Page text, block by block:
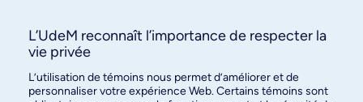
À propos / Nous joindre
L’UdeM reconnaît l’importance de respecter la
vie privée
L’utilisation de témoins nous permet d’améliorer et de
personnaliser votre expérience Web. Certains témoins sont